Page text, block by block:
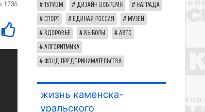
1736 ТУРИЗМ ДИЗАЙН ВОВРЕМЯ НАГРАДА
СПОРТ ЕДИНАЯ РОССИЯ МУЗЕЙ
ЗДОРОВЬЕ ВЫБОРЫ АВТО
АЛГОРИТМИКА
ФОНД ПРЕДПРИНИМАТЕЛЬСТВА
жизнь каменска-
уральского